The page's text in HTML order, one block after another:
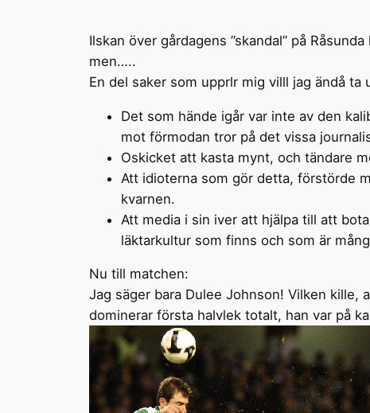
Ilskan över gårdagens ”skandal” på
men…..
En del saker som upprlr mig villl jag ändå ta
Det som hände igår var inte av den
mot förmodan tror på det vissa
Oskicket att kasta mynt, och tändare
Att idioterna som gör detta, förstörde
kvarnen.
Att media i sin iver att hjälpa till att
läktarkultur som finns och som är
Nu till matchen:
Jag säger bara Dulee Johnson! Vilken
dominerar första halvlek totalt, han var på